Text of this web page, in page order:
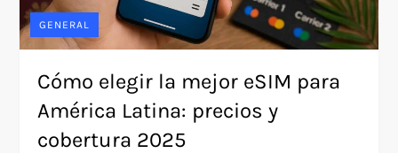
GENERAL
Cómo elegir la mejor eSIM para
América Latina: precios y
cobertura 2025